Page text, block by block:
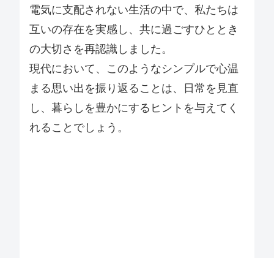
電気に支配されない生活の中で、私たちは
互いの存在を実感し、共に過ごすひととき
の大切さを再認識しました。
現代において、このようなシンプルで心温
まる思い出を振り返ることは、日常を見直
し、暮らしを豊かにするヒントを与えてく
れることでしょう。